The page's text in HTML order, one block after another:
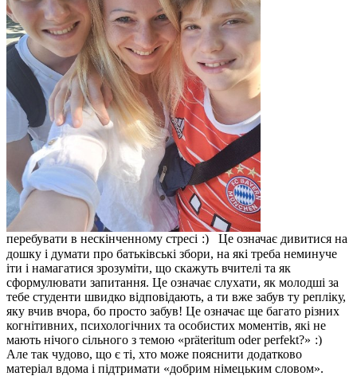
перебувати в нескінченному стресі
Це означає дивитися на
дошку і думати про батьківські збори, на які треба неминуче
іти і намагатися зрозуміти, що скажуть вчителі та як
сформулювати запитання. Це означає слухати, як молодші за
тебе студенти швидко відповідають, а ти вже забув ту репліку,
яку вчив вчора, бо просто забув! Це означає ще багато різних
когнітивних, психологічних та особистих моментів, які не
мають нічого сільного з темою «präteritum oder perfekt?»
Але так чудово, що є ті, хто може пояснити додатково
матеріал вдома і підтримати «добрим німецьким словом».